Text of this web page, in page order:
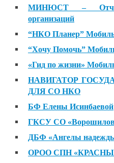
МИНЮСТ –
организаций
“НКО Планер”
“Хочу Помочь”
«Гид по жизни»
НАВИГАТОР
ДЛЯ СО НКО
БФ Елены Исинбаевой
ГКСУ СО
ДБФ «Ангелы
ОРОО СПН